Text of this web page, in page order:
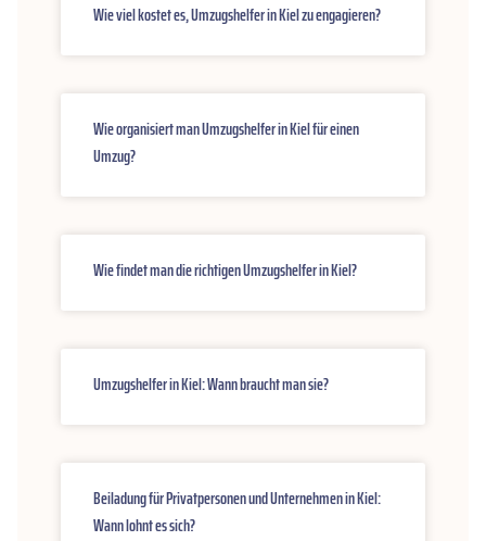
Wie viel kostet es, Umzugshelfer in Kiel zu engagieren?
Wie organisiert man Umzugshelfer in Kiel für einen
Umzug?
Wie findet man die richtigen Umzugshelfer in Kiel?
Umzugshelfer in Kiel: Wann braucht man sie?
Beiladung für Privatpersonen und Unternehmen in Kiel:
Wann lohnt es sich?